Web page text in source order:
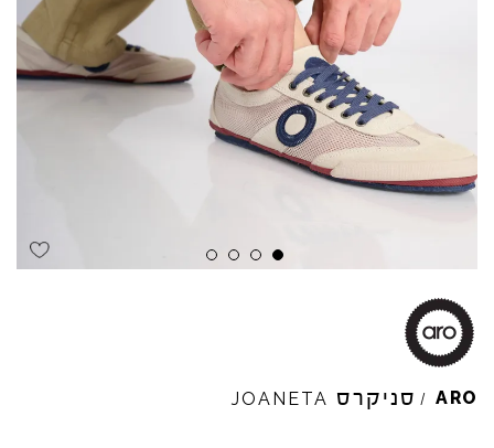
ARO
/ סניקרס JOANETA